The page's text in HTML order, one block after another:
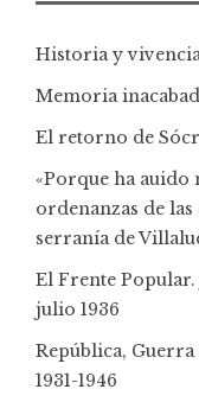
Historia y
Memoria
El retorno de
«Porque ha auido
ordenanzas de
serranía de
El Frente
julio 1936
República,
1931-1946